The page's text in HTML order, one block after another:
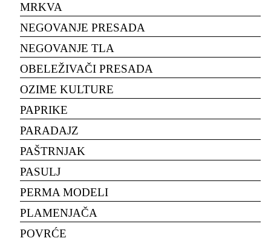
MRKVA
NEGOVANJE PRESADA
NEGOVANJE TLA
OBELEŽIVAČI PRESADA
OZIME KULTURE
PAPRIKE
PARADAJZ
PAŠTRNJAK
PASULJ
PERMA MODELI
PLAMENJAČA
POVRĆE